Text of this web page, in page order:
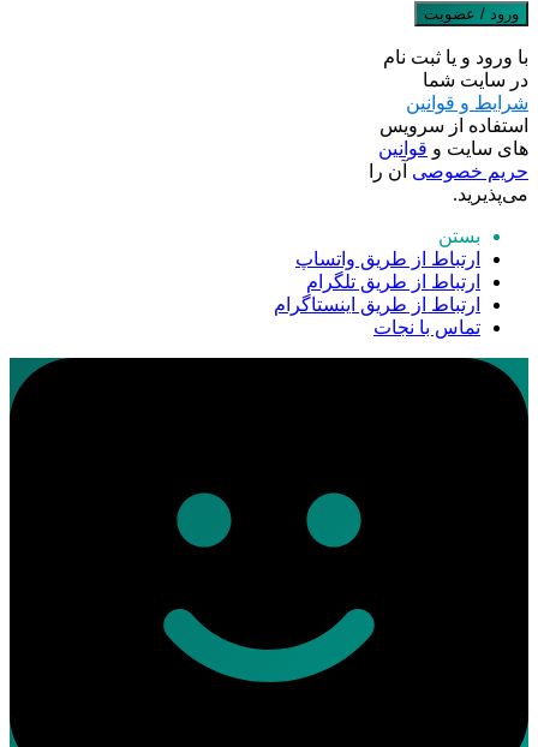
ورود / عضویت
با ورود و یا ثبت نام
در سایت شما
شرایط و قوانین
استفاده از سرویس
های سایت و قوانین
حریم خصوصی آن را
می‌پذیرید.
بستن
ارتباط از طریق واتساپ
ارتباط از طریق تلگرام
ارتباط از طریق اینستاگرام
تماس با نجات